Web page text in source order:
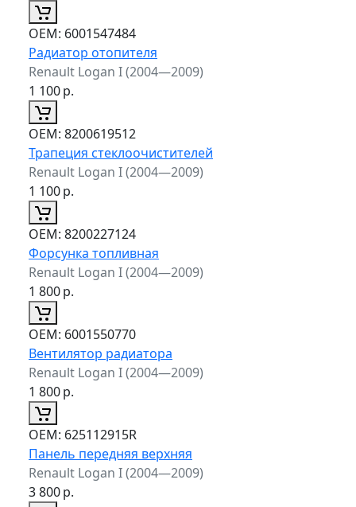
ОЕМ: 6001547484
Радиатор отопителя
Renault Logan I (2004—2009)
1 100р.
ОЕМ: 8200619512
Трапеция стеклоочистителей
Renault Logan I (2004—2009)
1 100р.
ОЕМ: 8200227124
Форсунка топливная
Renault Logan I (2004—2009)
1 800р.
ОЕМ: 6001550770
Вентилятор радиатора
Renault Logan I (2004—2009)
1 800р.
ОЕМ: 625112915R
Панель передняя верхняя
Renault Logan I (2004—2009)
3 800р.